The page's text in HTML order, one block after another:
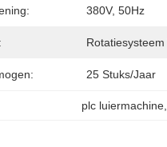
380V, 50Hz
25 Stuks/jaar
plc luiermachine